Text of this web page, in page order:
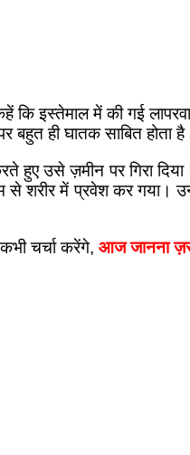
इस्तेमाल में की गई
बहुत ही घातक साबित होता
हुए उसे ज़मीन पर गिरा
शरीर में प्रवेश कर गया।
चर्चा करेंगे, आज जानना